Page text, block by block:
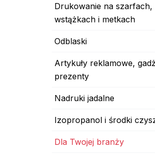
Drukowanie na szarfach,
wstążkach i metkach
Odblaski
Artykuły reklamowe,
prezenty
Nadruki jadalne
Izopropanol i środki
Dla Twojej branży